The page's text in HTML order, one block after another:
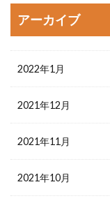
アーカイブ
2022年1月
2021年12月
2021年11月
2021年10月